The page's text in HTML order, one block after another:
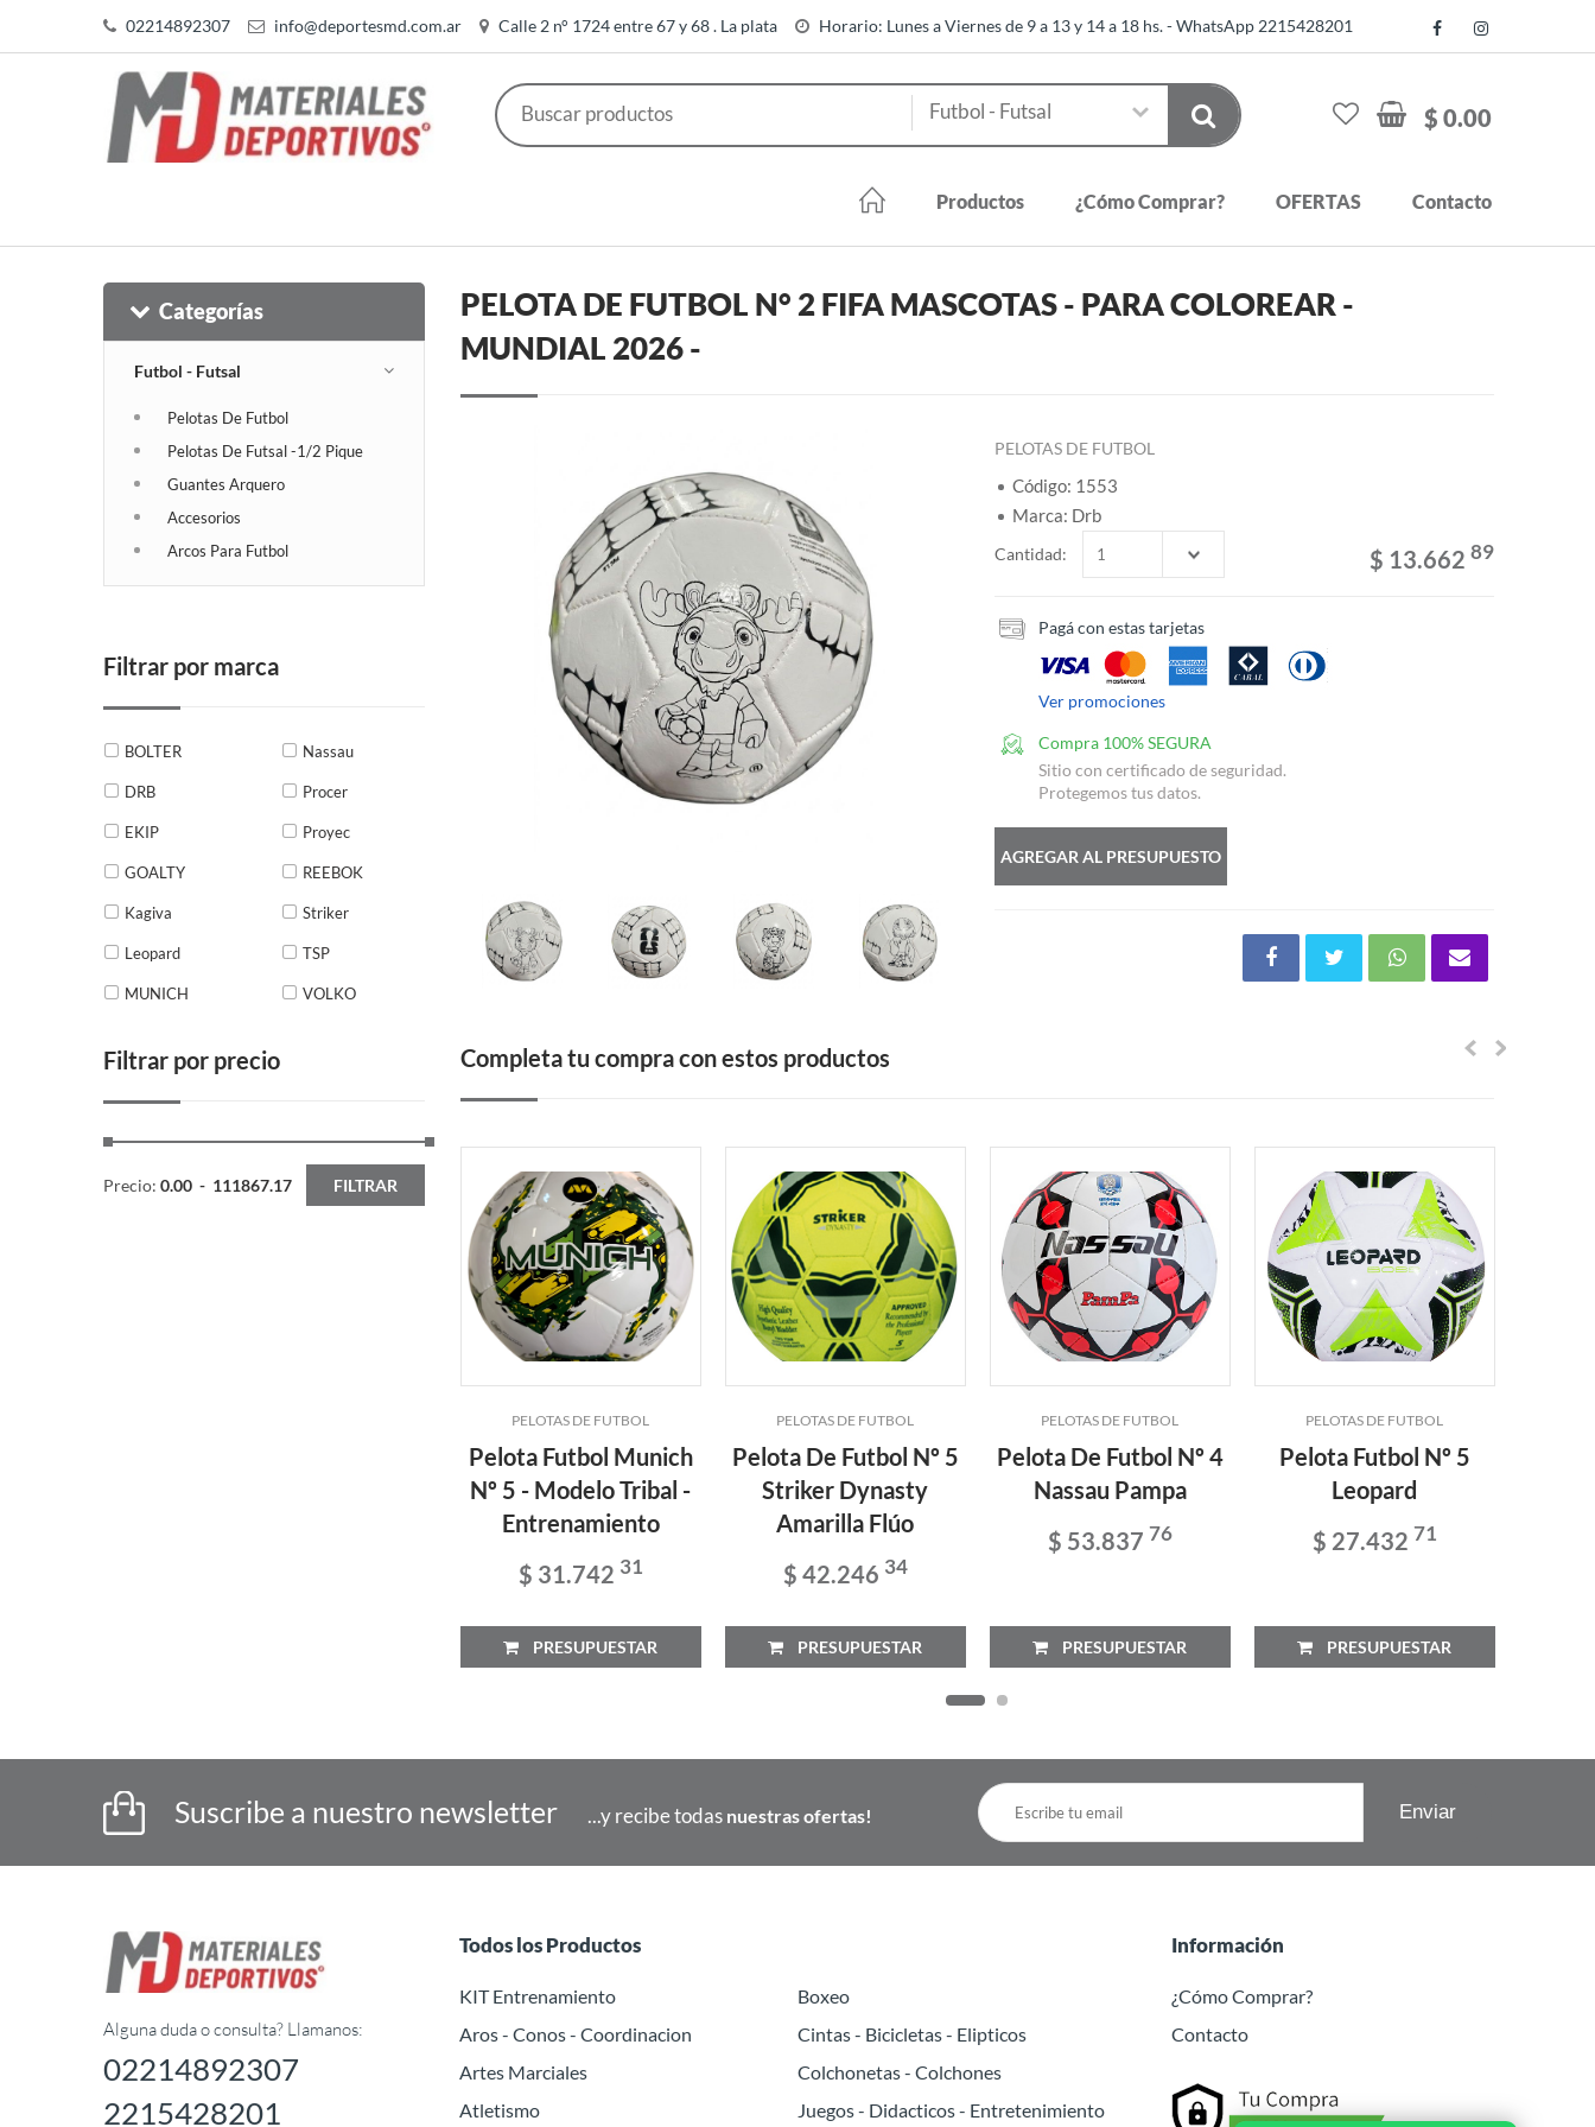
02214892307 info@deportesmd.com.ar Calle 2 n° 1724 entre 67 y 68 . La plata Horario: Lunes a Viernes de 9 a 13 y 14 a 18 hs. - WhatsApp 2215428201
$ 0.00
Productos ¿Cómo Comprar? OFERTAS Contacto
Categorías
Futbol - Futsal
Pelotas De Futbol
Pelotas De Futsal -1/2 Pique
Guantes Arquero
Accesorios
Arcos Para Futbol
Filtrar por marca
BOLTER
DRB
EKIP
GOALTY
Kagiva
Leopard
MUNICH
Nassau
Procer
Proyec
REEBOK
Striker
TSP
VOLKO
Filtrar por precio
Precio: 0.00 - 111867.17 FILTRAR
PELOTA DE FUTBOL N° 2 FIFA MASCOTAS - PARA COLOREAR -
MUNDIAL 2026 -
PELOTAS DE FUTBOL
Código: 1553
Marca: Drb
Cantidad: $ 13.662 89
Pagá con estas tarjetas
Ver promociones
Compra 100% SEGURA
Sitio con certificado de seguridad.
Protegemos tus datos.
AGREGAR AL PRESUPUESTO
Completa tu compra con estos productos
PELOTAS DE FUTBOL
Pelota Futbol Munich
Nº 5 - Modelo Tribal -
Entrenamiento
$ 31.742 31
PRESUPUESTAR
PELOTAS DE FUTBOL
Pelota De Futbol Nº 5
Striker Dynasty
Amarilla Flúo
$ 42.246 34
PRESUPUESTAR
PELOTAS DE FUTBOL
Pelota De Futbol Nº 4
Nassau Pampa
$ 53.837 76
PRESUPUESTAR
PELOTAS DE FUTBOL
Pelota Futbol Nº 5
Leopard
$ 27.432 71
PRESUPUESTAR
Suscribe a nuestro newsletter ...y recibe todas nuestras ofertas!
Alguna duda o consulta? Llamanos:
02214892307
2215428201
Todos los Productos
KIT Entrenamiento
Aros - Conos - Coordinacion
Artes Marciales
Atletismo
Boxeo
Cintas - Bicicletas - Elipticos
Colchonetas - Colchones
Juegos - Didacticos - Entretenimiento
Información
¿Cómo Comprar?
Contacto